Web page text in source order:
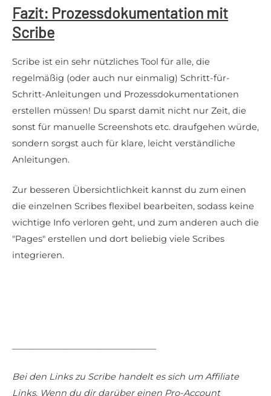
Fazit: Prozessdokumentation mit
Scribe
Scribe ist ein sehr nützliches Tool für alle, die
regelmäßig (oder auch nur einmalig) Schritt-für-
Schritt-Anleitungen und Prozessdokumentationen
erstellen müssen! Du sparst damit nicht nur Zeit, die
sonst für manuelle Screenshots etc. draufgehen würde,
sondern sorgst auch für klare, leicht verständliche
Anleitungen.
Zur besseren Übersichtlichkeit kannst du zum einen
die einzelnen Scribes flexibel bearbeiten, sodass keine
wichtige Info verloren geht, und zum anderen auch die
"Pages" erstellen und dort beliebig viele Scribes
integrieren.
Bei den Links zu Scribe handelt es sich um Affiliate
Links. Wenn du dir darüber einen Pro-Account